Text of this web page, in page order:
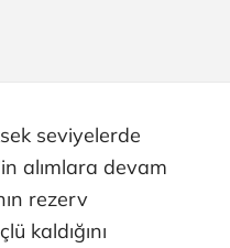
seviyelerde
alımlara devam
rezerv
kaldığını